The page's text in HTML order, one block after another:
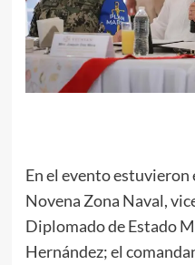
En el evento estuvieron
Novena Zona Naval,
Diplomado de Estado
Hernández; el